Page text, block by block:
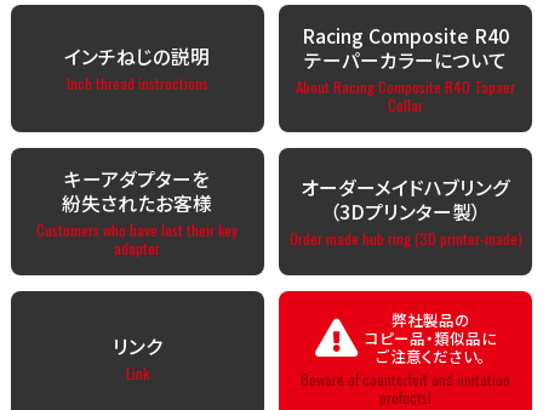
インチねじの説明
Inch thread instructions
Racing Composite R40
テーパーカラーについて
About Racing Composite R40 Tapaer
Collar
キーアダプターを
紛失されたお客様
Customers who have lost their key
adapter
オーダーメイドハブリング
（3Dプリンター製）
Order made hub ring (3D printer-made)
リンク
Link
弊社製品の
コピー品・類似品に
ご注意ください。
Beware of counterfeit and imitation
profucts!